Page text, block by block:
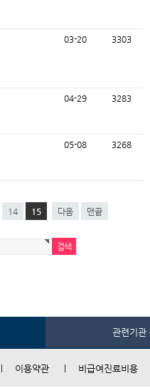
03-20 3303
04-29 3283
05-08 3268
14 15 다음 맨끝
관련기관
이용약관 비급여진료비용